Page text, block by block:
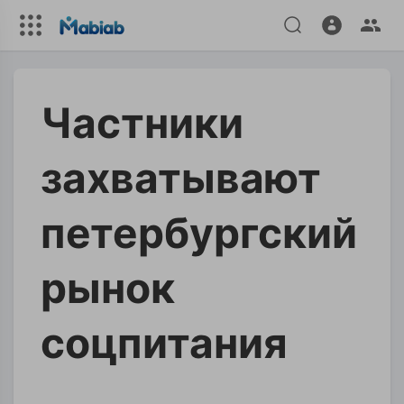
Частники
захватывают
петербургский
рынок
соцпитания